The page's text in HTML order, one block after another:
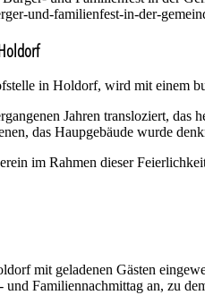
in Holdorf, wird mit einem
Jahren transloziert,
das Haupgebäude wurde
im Rahmen dieser
mit geladenen Gästen
Familiennachmittag an, zu